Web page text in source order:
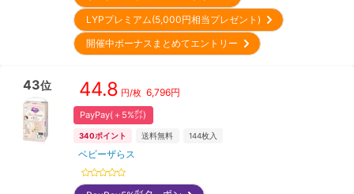
LYPプレミアム(5,000円相当プレゼント)
開催中ボーナスまとめてエントリー
43位 44.8 円/枚 6,796円
PayPay(＋5%㌽)
340ポイント 送料無料 144枚入
ベビーザらス